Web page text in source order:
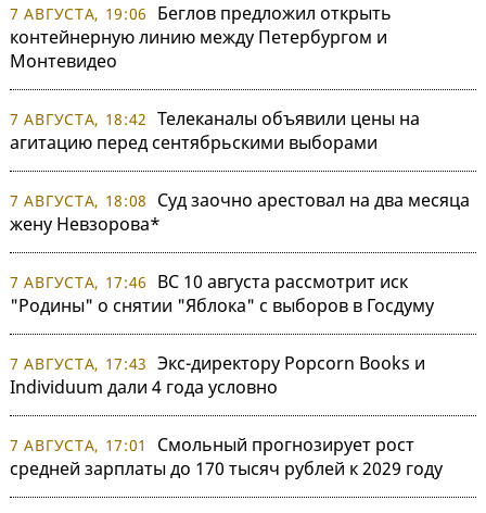
7 АВГУСТА, 19:06
Беглов предложил открыть
контейнерную линию между Петербургом и
Монтевидео
7 АВГУСТА, 18:42 Телеканалы объявили цены на
агитацию перед сентябрьскими выборами
7 АВГУСТА, 18:08
Суд заочно арестовал на два месяца
жену Невзорова*
7 АВГУСТА, 17:46
ВС 10 августа рассмотрит иск
"Родины" о снятии "Яблока" с выборов в Госдуму
7 АВГУСТА, 17:43 Экс-директору Popcorn Books и
Individuum дали 4 года условно
7 АВГУСТА, 17:01
Смольный прогнозирует рост
средней зарплаты до 170 тысяч рублей к 2029 году